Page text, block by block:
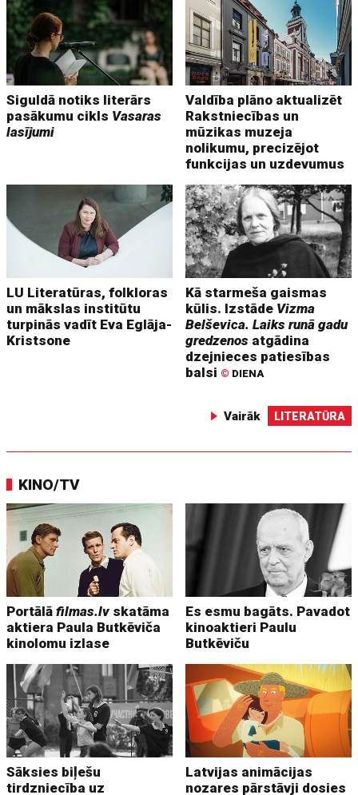
Siguldā notiks literārs
pasākumu cikls Vasaras
lasījumi
Valdība plāno aktualizēt
Rakstniecības un
mūzikas muzeja
nolikumu, precizējot
funkcijas un uzdevumus
LU Literatūras, folkloras
un mākslas institūtu
turpinās vadīt Eva Eglāja-
Kristsone
Kā starmeša gaismas
kūlis. Izstāde Vizma
Belševica. Laiks runā gadu
gredzenos atgādina
dzejnieces patiesības
balsi © DIENA
Vairāk LITERATŪRA
KINO/TV
Portālāfilmas.lv skatāma
aktiera Paula Butkēviča
kinolomu izlase
Es esmu bagāts. Pavadot
kinoaktieri Paulu
Butkēviču
Sāksies biļešu
tirdzniecība uz
Latvijas animācijas
nozares pārstāvji dosies